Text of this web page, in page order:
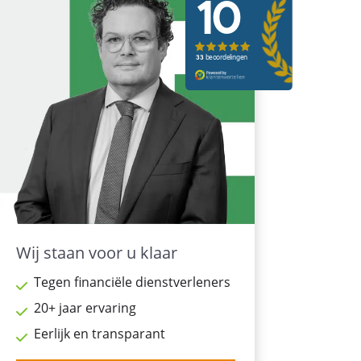
Wij staan voor u klaar
Tegen financiële dienstverleners
20+ jaar ervaring
Eerlijk en transparant